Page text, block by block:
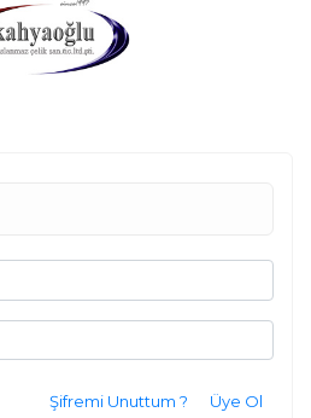
Üye Ol
Şifremi Unuttum ?